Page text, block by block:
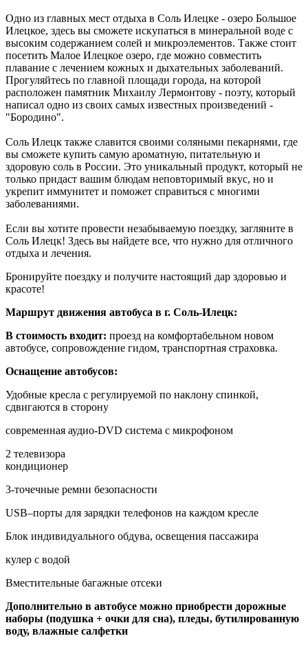
Одно из главных мест отдыха в Соль Илецке - озеро Большое
Илецкое, здесь вы сможете искупаться в минеральной воде с
высоким содержанием солей и микроэлементов. Также стоит
посетить Малое Илецкое озеро, где можно совместить
плавание с лечением кожных и дыхательных заболеваний.
Прогуляйтесь по главной площади города, на которой
расположен памятник Михаилу Лермонтову - поэту, который
написал одно из своих самых известных произведений -
"Бородино".
Соль Илецк также славится своими соляными пекарнями, где
вы сможете купить самую ароматную, питательную и
здоровую соль в России. Это уникальный продукт, который не
только придаст вашим блюдам неповторимый вкус, но и
укрепит иммунитет и поможет справиться с многими
заболеваниями.
Если вы хотите провести незабываемую поездку, загляните в
Соль Илецк! Здесь вы найдете все, что нужно для отличного
отдыха и лечения.
Бронируйте поездку и получите настоящий дар здоровью и
красоте!
Маршрут движения автобуса в г. Соль-Илецк:
В стоимость входит: проезд на комфортабельном новом
автобусе, сопровождение гидом, транспортная страховка.
Оснащение автобусов:
Удобные кресла с регулируемой по наклону спинкой,
сдвигаются в сторону
современная аудио-DVD система с микрофоном
2 телевизора
кондиционер
3-точечные ремни безопасности
USB–порты для зарядки телефонов на каждом кресле
Блок индивидуального обдува, освещения пассажира
кулер с водой
Вместительные багажные отсеки
Дополнительно в автобусе можно приобрести дорожные
наборы (подушка + очки для сна), пледы, бутилированную
воду, влажные салфетки